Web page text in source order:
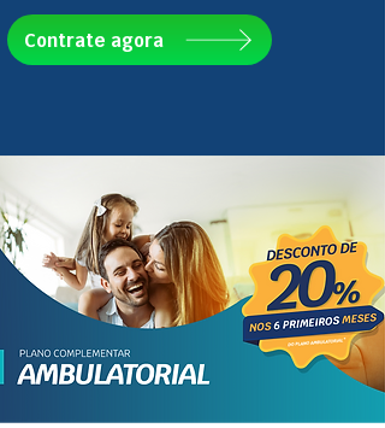
Contrate agora